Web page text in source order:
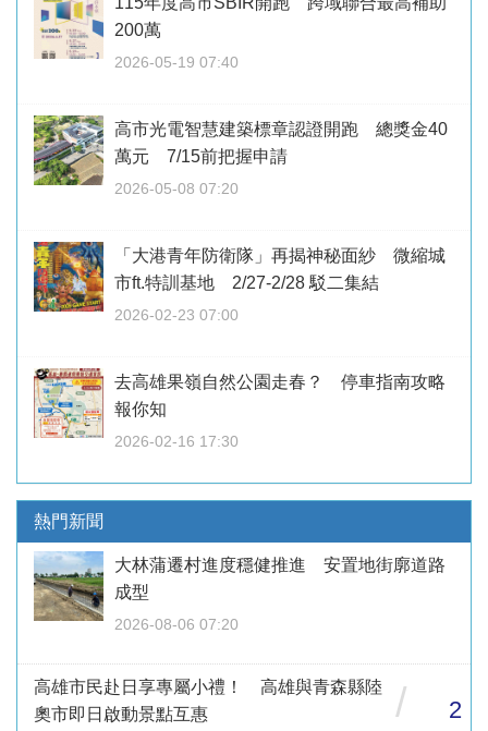
200萬
2026-05-19 07:40
高市光電智慧建築標章認證開跑 總獎金40
萬元 7/15前把握申請
2026-05-08 07:20
「大港青年防衛隊」再揭神秘面紗 微縮城
市ft.特訓基地 2/27-2/28 駁二集結
2026-02-23 07:00
去高雄果嶺自然公園走春？ 停車指南攻略
報你知
2026-02-16 17:30
熱門新聞
大林蒲遷村進度穩健推進 安置地街廓道路
成型
2026-08-06 07:20
高雄市民赴日享專屬小禮！ 高雄與青森縣陸
奧市即日啟動景點互惠
/ 2